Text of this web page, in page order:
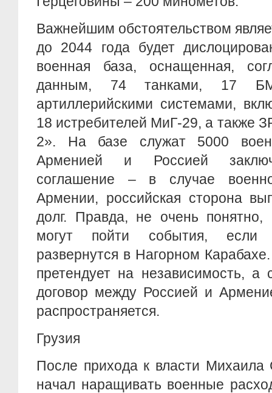
Важнейшим обстоятельством
до 2044 года будет
военная база, оснащенная,
данным, 74 танками, 17
артиллерийскими системами,
18 истребителей МиГ-29, а также
2». На базе служат 5000
Арменией и Россией
соглашение – в случае
Армении, российская сторона
долг. Правда, не очень
могут пойти события, если
развернутся в Нагорном
претендует на независимость,
договор между Россией и
распространяется.
Грузия
После прихода к власти
начал наращивать военные